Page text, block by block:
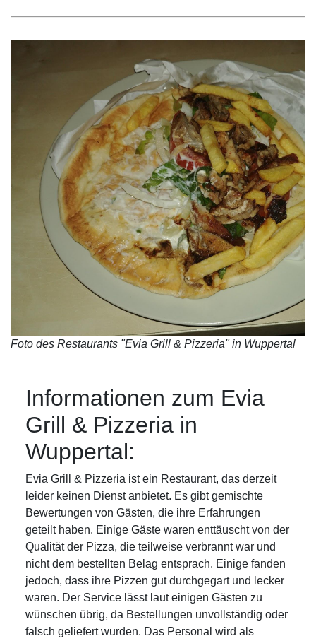
Foto des Restaurants "Evia Grill & Pizzeria" in Wuppertal
Informationen zum Evia
Grill & Pizzeria in
Wuppertal:
Evia Grill & Pizzeria ist ein Restaurant, das derzeit
leider keinen Dienst anbietet. Es gibt gemischte
Bewertungen von Gästen, die ihre Erfahrungen
geteilt haben. Einige Gäste waren enttäuscht von der
Qualität der Pizza, die teilweise verbrannt war und
nicht dem bestellten Belag entsprach. Einige fanden
jedoch, dass ihre Pizzen gut durchgegart und lecker
waren. Der Service lässt laut einigen Gästen zu
wünschen übrig, da Bestellungen unvollständig oder
falsch geliefert wurden. Das Personal wird als